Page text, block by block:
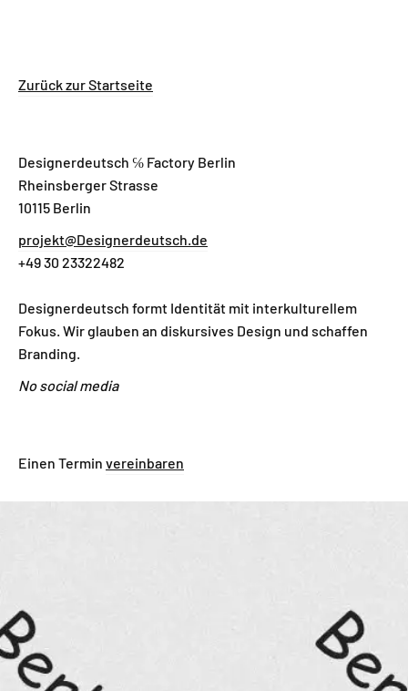
Zurück zur Startseite
Designerdeutsch ℅ Factory Berlin
Rheinsberger Strasse
10115 Berlin
projekt@Designerdeutsch.de
+49 30 23322482
Designerdeutsch formt Identität mit interkulturellem
Fokus. Wir glauben an diskursives Design und schaffen
Branding.
No social media
Einen Termin vereinbaren